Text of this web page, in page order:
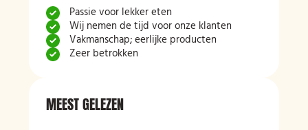
Passie voor lekker eten
Wij nemen de tijd voor onze klanten
Vakmanschap; eerlijke producten
Zeer betrokken
MEEST GELEZEN